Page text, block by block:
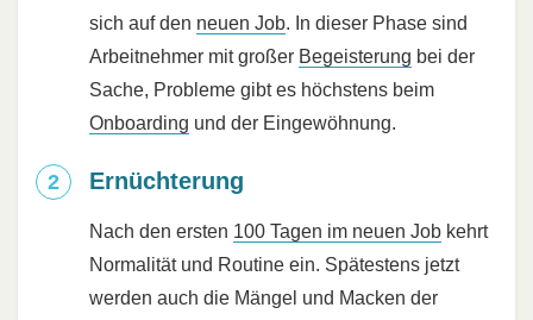
sich auf den neuen Job. In dieser Phase sind
Arbeitnehmer mit großer Begeisterung bei der
Sache, Probleme gibt es höchstens beim
Onboarding und der Eingewöhnung.
Ernüchterung
Nach den ersten 100 Tagen im neuen Job kehrt
Normalität und Routine ein. Spätestens jetzt
werden auch die Mängel und Macken der